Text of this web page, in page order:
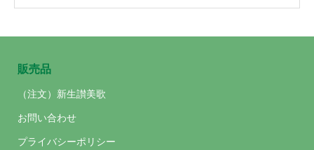
販売品
（注文）新生讃美歌
お問い合わせ
プライバシーポリシー